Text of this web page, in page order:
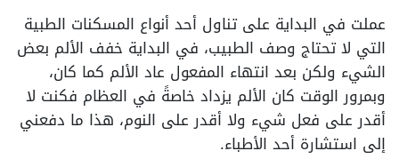
عملت في البداية على تناول أحد أنواع المسكنات الطبية
التي لا تحتاج وصف الطبيب، في البداية خفف الألم بعض
الشيء ولكن بعد انتهاء المفعول عاد الألم كما كان،
وبمرور الوقت كان الألم يزداد خاصةً في العظام فكنت لا
أقدر على فعل شيء ولا أقدر على النوم، هذا ما دفعني
إلى استشارة أحد الأطباء.